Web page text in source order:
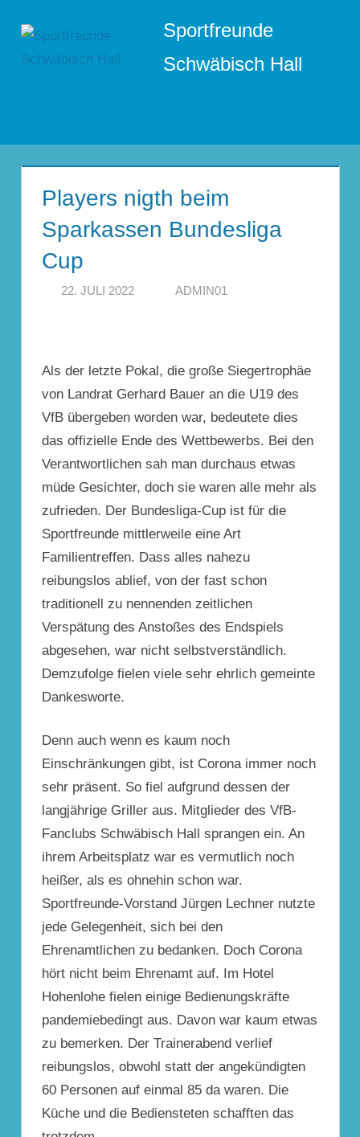
Inhalt
springen
Sportfreunde
Schwäbisch Hall
Players nigth beim
Sparkassen Bundesliga
Cup
22. JULI 2022 ADMIN01
Als der letzte Pokal, die große Siegertrophäe
von Landrat Gerhard Bauer an die U19 des
VfB übergeben worden war, bedeutete dies
das offizielle Ende des Wettbewerbs. Bei den
Verantwortlichen sah man durchaus etwas
müde Gesichter, doch sie waren alle mehr als
zufrieden. Der Bundesliga-Cup ist für die
Sportfreunde mittlerweile eine Art
Familientreffen. Dass alles nahezu
reibungslos ablief, von der fast schon
traditionell zu nennenden zeitlichen
Verspätung des Anstoßes des Endspiels
abgesehen, war nicht selbstverständlich.
Demzufolge fielen viele sehr ehrlich gemeinte
Dankesworte.
Denn auch wenn es kaum noch
Einschränkungen gibt, ist Corona immer noch
sehr präsent. So fiel aufgrund dessen der
langjährige Griller aus. Mitglieder des VfB-
Fanclubs Schwäbisch Hall sprangen ein. An
ihrem Arbeitsplatz war es vermutlich noch
heißer, als es ohnehin schon war.
Sportfreunde-Vorstand Jürgen Lechner nutzte
jede Gelegenheit, sich bei den
Ehrenamtlichen zu bedanken. Doch Corona
hört nicht beim Ehrenamt auf. Im Hotel
Hohenlohe fielen einige Bedienungskräfte
pandemiebedingt aus. Davon war kaum etwas
zu bemerken. Der Trainerabend verlief
reibungslos, obwohl statt der angekündigten
60 Personen auf einmal 85 da waren. Die
Küche und die Bediensteten schafften das